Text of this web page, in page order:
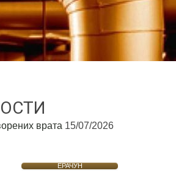
врата 15/07/2026
ЕРАЧУН